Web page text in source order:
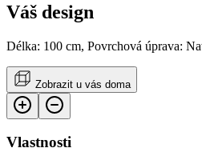
Váš design
Délka: 100 cm, Povrchová úprava:
Zobrazit u vás doma
Vlastnosti